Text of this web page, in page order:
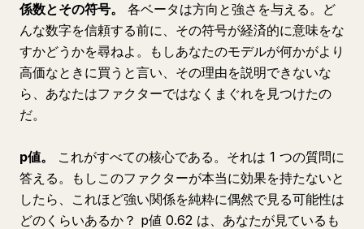
係数とその符号。
各ベータは方向と強さを与える。ど
んな数字を信頼する前に、その符号が経済的に意味をな
すかどうかを尋ねよ。もしあなたのモデルが何かがより
高価なときに買うと言い、その理由を説明できないな
ら、あなたはファクターではなくまぐれを見つけたの
だ。
p値。
これがすべての核心である。それは 1 つの質問に
答える。もしこのファクターが本当に効果を持たないと
したら、これほど強い関係を純粋に偶然で見る可能性は
どのくらいあるか？ p値 0.62 は、あなたが見ているも